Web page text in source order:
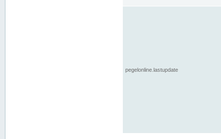
pegelonline.lastupdate